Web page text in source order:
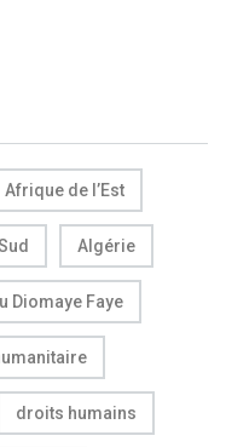
Afrique de l’Est
Algérie
Diomaye Faye
droits humains